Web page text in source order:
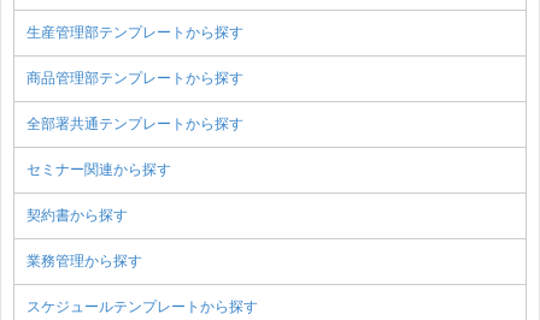
生産管理部テンプレートから探す
商品管理部テンプレートから探す
全部署共通テンプレートから探す
セミナー関連から探す
契約書から探す
業務管理から探す
スケジュールテンプレートから探す